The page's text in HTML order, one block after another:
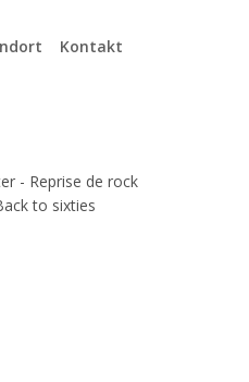
Kontakt
- Reprise de rock
to sixties